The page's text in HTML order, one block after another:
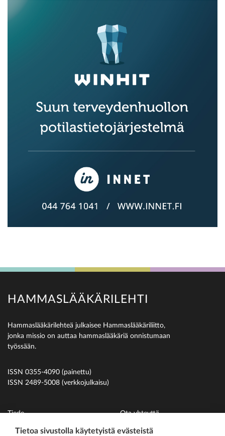
HAMMASLÄÄKÄRILEHTI
Hammaslääkärilehteä julkaisee Hammaslääkäriliitto,
jonka missio on auttaa hammaslääkäriä onnistumaan
työssään.
ISSN 0355-4090 (painettu)
ISSN 2489-5008 (verkkojulkaisu)
Tiede
Uutiset
Ota yhteyttä
Suomen Hammaslääkäriliitto
Tietoa sivustolla käytetyistä evästeistä